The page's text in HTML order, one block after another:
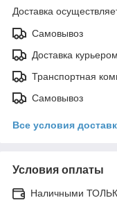
Доставка
Самовывоз
Доставка
Транспортная
Самовывоз
Все условия
Условия оплаты
Наличными